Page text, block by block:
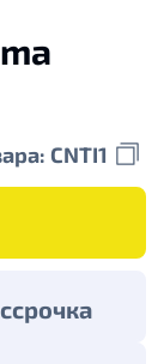
CNTI1